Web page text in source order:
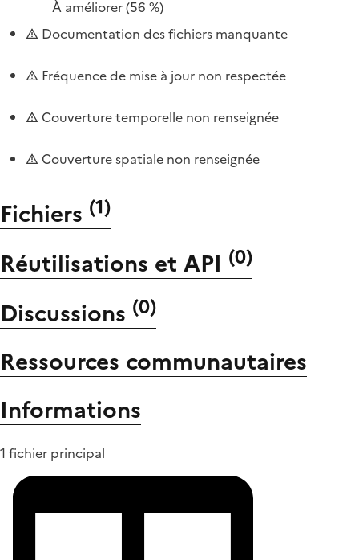
À améliorer(56 %)
Documentation des fichiers manquante
Fréquence de mise à jour non respectée
Couverture temporelle non renseignée
Couverture spatiale non renseignée
Fichiers (1)
Réutilisations et API (0)
Discussions (0)
Ressources communautaires
Informations
1 fichier principal